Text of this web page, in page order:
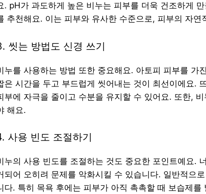
. pH가 과도하게 높은 비누는 피부를 더욱 건조하게
추천해요. 이는 피부와 유사한 수준으로, 피부의 자
씻는 방법도 신경 쓰기
누를 사용하는 방법 또한 중요해요. 아토피 피부를 가
은 시간을 두고 부드럽게 씻어내는 것이 최선이에요.
부에 자극을 줄이고 수분을 유지할 수 있어요. 또한,
해요.
사용 빈도 조절하기
누의 사용 빈도를 조절하는 것도 중요한 포인트예요.
되어 오히려 문제를 악화시킬 수 있습니다. 일반적으
다. 특히 목욕 후에는 피부가 아직 촉촉할 때 보습제를